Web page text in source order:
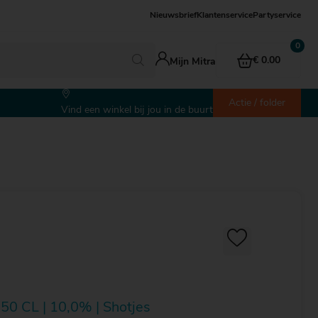
Nieuwsbrief KlantenservicePartyservice
Mijn Mitra € 0.00
Vind een winkel bij jou in de buurt
Actie / folder
CL | 10,0% | Shotjes